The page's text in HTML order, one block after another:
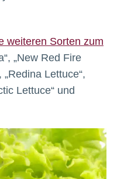
weiteren Sorten zum
„New Red Fire
„Redina Lettuce“,
Lettuce“ und